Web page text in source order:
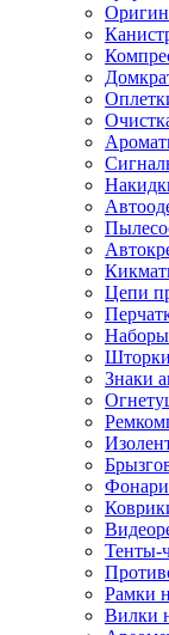
Цепи
Наборы
Знаки
Тенты-
Рамки
Вилки